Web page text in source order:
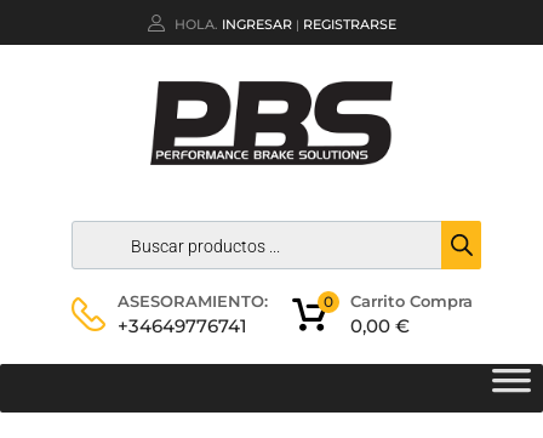
HOLA. INGRESAR | REGISTRARSE
ASESORAMIENTO:
+34649776741
Carrito Compra
0,00 €
0